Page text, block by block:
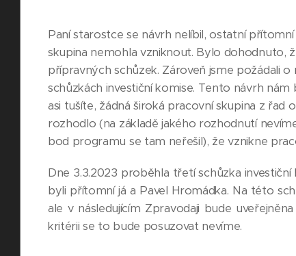
Paní starostce se návrh nelíbil, ostatní
skupina nemohla vzniknout. Bylo dohodnuto,
přípravných schůzek. Zároveň jsme požádali
schůzkách investiční komise. Tento návrh
asi tušíte, žádná široká pracovní skupina z
rozhodlo (na základě jakého rozhodnutí
bod programu se tam neřešil), že vznikne
Dne 3.3.2023 proběhla třetí schůzka
byli přítomní já a Pavel Hromádka. Na této
ale v následujícím Zpravodaji bude
kritérii se to bude posuzovat nevíme.